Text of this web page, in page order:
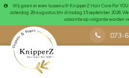
Wij gaan er even tussenuit! KnipperZ Hair Care For
zaterdag 29 augustus t/m dinsdag 15 september 2026.
vakantie op volgorde worden
073-